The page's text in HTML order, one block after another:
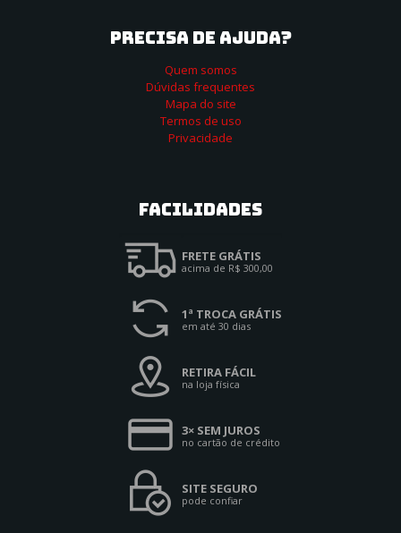
PRECISA DE AJUDA?
Quem somos
Dúvidas frequentes
Mapa do site
Termos de uso
Privacidade
Facilidades
FRETE GRÁTIS
acima de R$ 300,00
1ª TROCA GRÁTIS
em até 30 dias
RETIRA FÁCIL
na loja física
3× SEM JUROS
no cartão de crédito
SITE SEGURO
pode confiar